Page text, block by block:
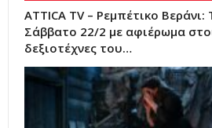
ATTICA TV – Ρεμπέτικο Βεράνι:
Σάββατο 22/2 με αφιέρωμα
δεξιοτέχνες του…